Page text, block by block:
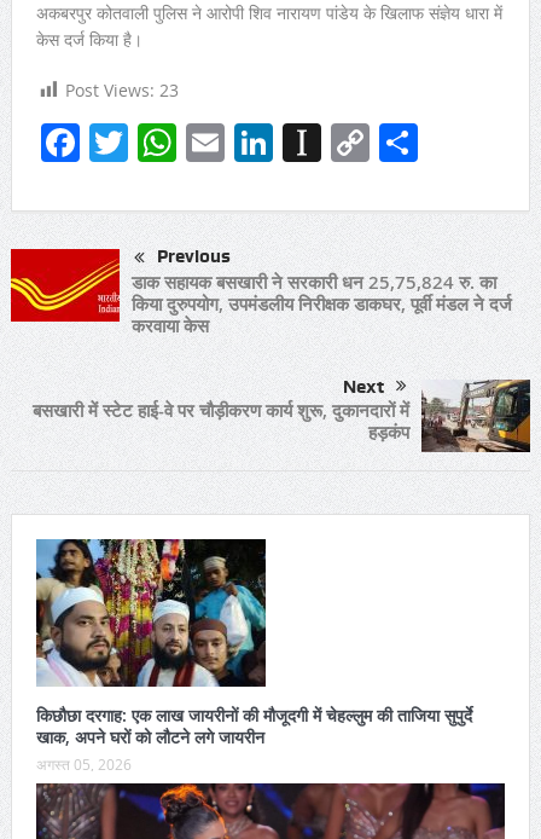
अकबरपुर कोतवाली पुलिस ने आरोपी शिव नारायण पांडेय के खिलाफ संज्ञेय धारा में
केस दर्ज किया है।
Post Views: 23
Facebook
Twitter
WhatsApp
EmailLinkedIn
Instapaper
CopyShare
Previous
डाक सहायक बसखारी ने सरकारी धन 25,75,824 रु. का
किया दुरुपयोग, उपमंडलीय निरीक्षक डाकघर, पूर्वी मंडल ने दर्ज
करवाया केस
Next
बसखारी में स्टेट हाई-वे पर चौड़ीकरण कार्य शुरू, दुकानदारों में
हड़कंप
किछौछा दरगाह: एक लाख जायरीनों की मौजूदगी में चेहल्लुम की ताजिया सुपुर्दे
खाक, अपने घरों को लौटने लगे जायरीन
अगस्त 05, 2026